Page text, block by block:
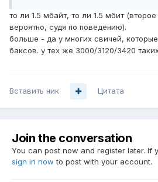
то ли 1.5 мбайт, то ли 1.5 мбит
вероятно, судя по поведению).
больше - да у многих свичей,
баксов. у тех же 3000/3120/3420
Вставить ник Цитата
Join the conversation
You can post now and register later. If
sign in now to post with your account.